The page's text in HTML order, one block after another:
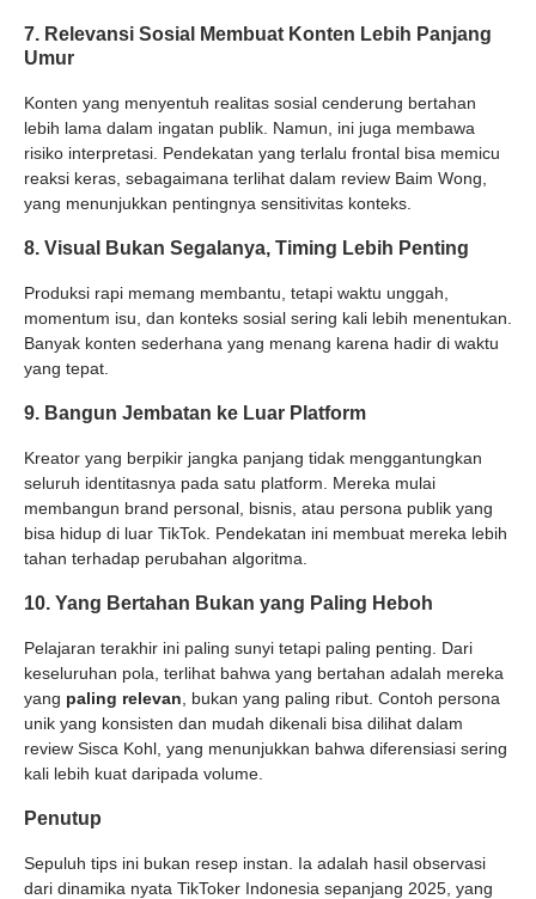
7. Relevansi Sosial Membuat Konten Lebih Panjang
Umur
Konten yang menyentuh realitas sosial cenderung bertahan
lebih lama dalam ingatan publik. Namun, ini juga membawa
risiko interpretasi. Pendekatan yang terlalu frontal bisa memicu
reaksi keras, sebagaimana terlihat dalam review Baim Wong,
yang menunjukkan pentingnya sensitivitas konteks.
8. Visual Bukan Segalanya, Timing Lebih Penting
Produksi rapi memang membantu, tetapi waktu unggah,
momentum isu, dan konteks sosial sering kali lebih menentukan.
Banyak konten sederhana yang menang karena hadir di waktu
yang tepat.
9. Bangun Jembatan ke Luar Platform
Kreator yang berpikir jangka panjang tidak menggantungkan
seluruh identitasnya pada satu platform. Mereka mulai
membangun brand personal, bisnis, atau persona publik yang
bisa hidup di luar TikTok. Pendekatan ini membuat mereka lebih
tahan terhadap perubahan algoritma.
10. Yang Bertahan Bukan yang Paling Heboh
Pelajaran terakhir ini paling sunyi tetapi paling penting. Dari
keseluruhan pola, terlihat bahwa yang bertahan adalah mereka
yang paling relevan , bukan yang paling ribut. Contoh persona
unik yang konsisten dan mudah dikenali bisa dilihat dalam
review Sisca Kohl, yang menunjukkan bahwa diferensiasi sering
kali lebih kuat daripada volume.
Penutup
Sepuluh tips ini bukan resep instan. Ia adalah hasil observasi
dari dinamika nyata TikToker Indonesia sepanjang 2025, yang